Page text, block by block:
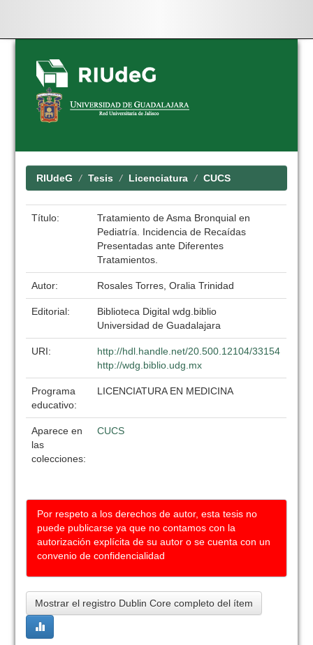
Skip
navigation
RIUdeG Tesis Licenciatura CUCS
Título:
Tratamiento de Asma Bronquial en
Pediatría. Incidencia de Recaídas
Presentadas ante Diferentes
Tratamientos.
Autor: Rosales Torres, Oralia Trinidad
Editorial:
Biblioteca Digital wdg.biblio
Universidad de Guadalajara
URI:
http://hdl.handle.net/20.500.12104/33154
http://wdg.biblio.udg.mx
Programa
educativo:
LICENCIATURA EN MEDICINA
Aparece en
las
colecciones:
CUCS
Por respeto a los derechos de autor, esta tesis no
puede publicarse ya que no contamos con la
autorización explícita de su autor o se cuenta con un
convenio de confidencialidad
Mostrar el registro Dublin Core completo del ítem